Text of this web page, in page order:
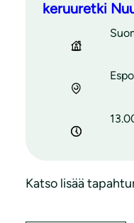
keruuretki
Katso lisää